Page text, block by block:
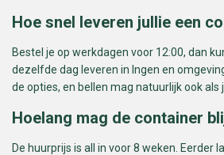
Hoe snel leveren jullie een
Bestel je op werkdagen voor 12:00, dan
dezelfde dag leveren in Ingen en
de opties, en bellen mag natuurlijk ook als
Hoelang mag de container
De huurprijs is all in voor 8 weken. Eerder